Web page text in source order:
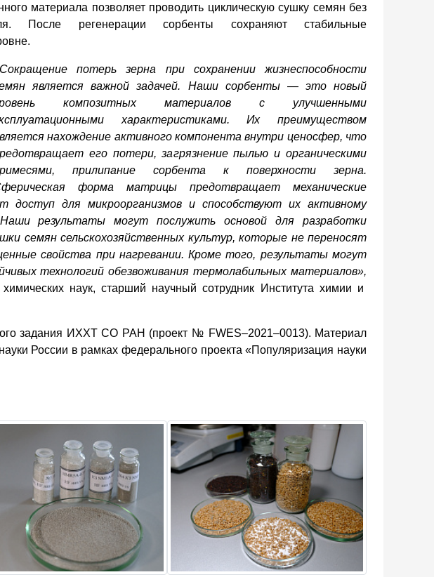
материала позволяет проводить циклическую сушку семян без
После регенерации сорбенты сохраняют стабильные
Сокращение потерь зерна при сохранении жизнеспособности
является важной задачей. Наши сорбенты —это новый
композитных материалов с улучшенными
характеристиками.
Их преимуществом
нахождение активного компонента внутри ценосфер, что
его потери, загрязнение пылью и органическими
прилипание сорбента к поверхности зерна.
форма матрицы предотвращает механические
доступ для микроорганизмов и способствуют их активному
результаты могут послужить основой для разработки
семян сельскохозяйственных культур, которые не переносят
свойства при нагревании.Кроме того, результаты могут
технологий обезвоживания термолабильных материалов»,
наук, старший научный сотрудник Института химии и
задания ИХХТ СО РАН (проект № FWES–2021–0013). Материал
России в рамках федерального проекта «Популяризация науки